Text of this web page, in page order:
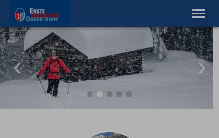
Qualität aus Tradition, seit 1932
Home
Ski Alpin
Ski Nordic